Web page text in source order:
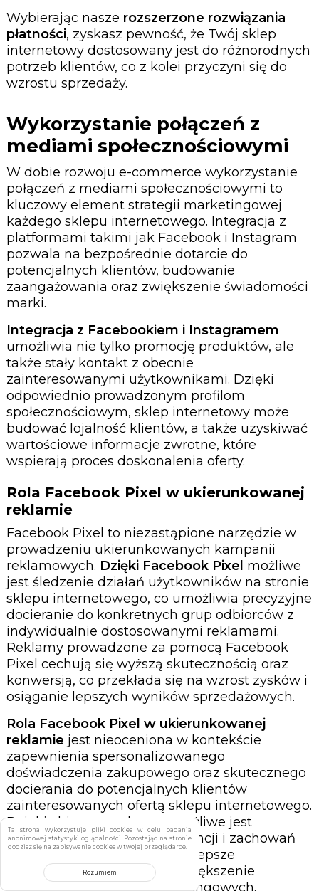
Rozumiem
Ta strona wykorzystuje pliki cookies w celu badania
anonimowej statystyki oglądalności. Pozostając na stronie
godzisz się na zapisywanie cookies w twojej przeglądarce.
Wybierając nasze rozszerzone rozwiązania
płatności, zyskasz pewność, że Twój sklep
internetowy dostosowany jest do różnorodnych
potrzeb klientów, co z kolei przyczyni się do
wzrostu sprzedaży.
Wykorzystanie połączeń z
mediami społecznościowymi
W dobie rozwoju e-commerce wykorzystanie
połączeń z mediami społecznościowymi to
kluczowy element strategii marketingowej
każdego sklepu internetowego. Integracja z
platformami takimi jak Facebook i Instagram
pozwala na bezpośrednie dotarcie do
potencjalnych klientów, budowanie
zaangażowania oraz zwiększenie świadomości
marki.
Integracja z Facebookiem i Instagramem
umożliwia nie tylko promocję produktów, ale
także stały kontakt z obecnie
zainteresowanymi użytkownikami. Dzięki
odpowiednio prowadzonym profilom
społecznościowym, sklep internetowy może
budować lojalność klientów, a także uzyskiwać
wartościowe informacje zwrotne, które
wspierają proces doskonalenia oferty.
Rola Facebook Pixel w ukierunkowanej
reklamie
Facebook Pixel to niezastąpione narzędzie w
prowadzeniu ukierunkowanych kampanii
reklamowych. Dzięki Facebook Pixel możliwe
jest śledzenie działań użytkowników na stronie
sklepu internetowego, co umożliwia precyzyjne
docieranie do konkretnych grup odbiorców z
indywidualnie dostosowanymi reklamami.
Reklamy prowadzone za pomocą Facebook
Pixel cechują się wyższą skutecznością oraz
konwersją, co przekłada się na wzrost zysków i
osiąganie lepszych wyników sprzedażowych.
Rola Facebook Pixel w ukierunkowanej
reklamie jest nieoceniona w kontekście
zapewnienia spersonalizowanego
doświadczenia zakupowego oraz skutecznego
docierania do potencjalnych klientów
zainteresowanych ofertą sklepu internetowego.
Dzięki zbieranym danym możliwe jest
precyzyjne określenie preferencji i zachowań
użytkowników, co umożliwia lepsze
dopasowanie reklam oraz zwiększenie
efektywności działań marketingowych.